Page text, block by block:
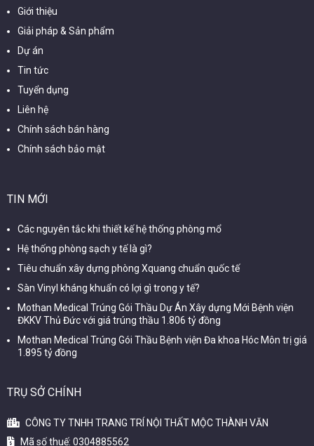
Giới thiệu
Giải pháp & Sản phẩm
Dự án
Tin tức
Tuyển dụng
Liên hệ
Chính sách bán hàng
Chính sách bảo mật
TIN MỚI
Các nguyên tắc khi thiết kế hệ thống phòng mổ
Hệ thống phòng sạch y tế là gì?
Tiêu chuẩn xây dựng phòng Xquang chuẩn quốc tế
Sàn Vinyl kháng khuẩn có lợi gì trong y tế?
Mothan Medical Trúng Gói Thầu Dự Án Xây dựng Mới Bệnh viện
ĐKKV Thủ Đức với giá trúng thầu 1.806 tỷ đồng
Mothan Medical Trúng Gói Thầu Bệnh viện Đa khoa Hóc Môn trị giá
1.895 tỷ đồng
TRỤ SỞ CHÍNH
CÔNG TY TNHH TRANG TRÍ NỘI THẤT MỘC THÀNH VĂN
Mã số thuế: 0304885562